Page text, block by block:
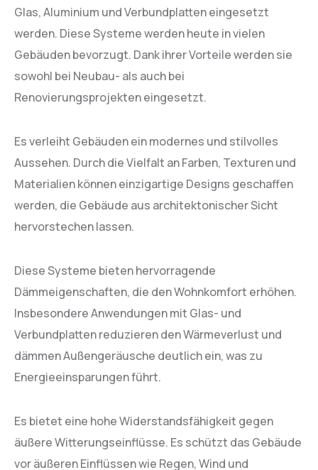
Glas, Aluminium und Verbundplatten eingesetzt
werden. Diese Systeme werden heute in vielen
Gebäuden bevorzugt. Dank ihrer Vorteile werden sie
sowohl bei Neubau- als auch bei
Renovierungsprojekten eingesetzt.
Es verleiht Gebäuden ein modernes und stilvolles
Aussehen. Durch die Vielfalt an Farben, Texturen und
Materialien können einzigartige Designs geschaffen
werden, die Gebäude aus architektonischer Sicht
hervorstechen lassen.
Diese Systeme bieten hervorragende
Dämmeigenschaften, die den Wohnkomfort erhöhen.
Insbesondere Anwendungen mit Glas- und
Verbundplatten reduzieren den Wärmeverlust und
dämmen Außengeräusche deutlich ein, was zu
Energieeinsparungen führt.
Es bietet eine hohe Widerstandsfähigkeit gegen
äußere Witterungseinflüsse. Es schützt das Gebäude
vor äußeren Einflüssen wie Regen, Wind und